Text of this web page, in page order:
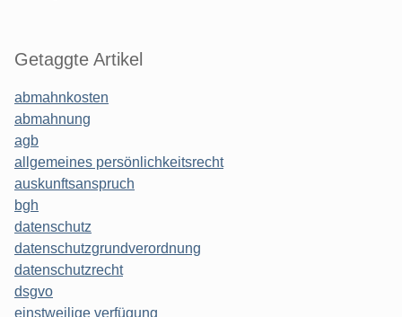
Getaggte Artikel
abmahnkosten
abmahnung
agb
allgemeines persönlichkeitsrecht
auskunftsanspruch
bgh
datenschutz
datenschutzgrundverordnung
datenschutzrecht
dsgvo
einstweilige verfügung